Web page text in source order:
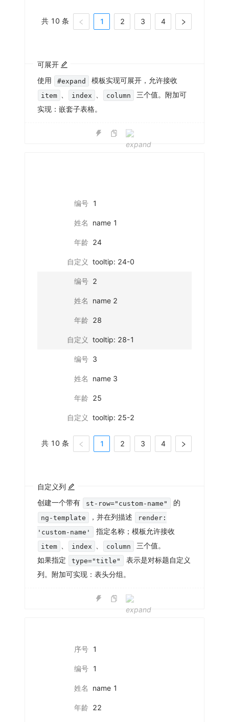
共 10 条 1 2 3 4
可展开
使用
#expand 模板实现可展开，允许接收
item index column
三个值。附加可
实现：嵌套子表格。
编号 1
姓名 name 1
年龄 24
自定义 tooltip: 24-0
编号 2
姓名 name 2
年龄 28
自定义 tooltip: 28-1
编号 3
姓名 name 3
年龄 25
自定义 tooltip: 25-2
共 10 条 1 2 3 4
自定义列
创建一个带有
st-row="custom-name" 的
ng-template ，并在列描述
render:
'custom-name'
指定名称；模板允许接收
item index column
三个值。
如果指定
type="title"
表示是对标题自定义
列。附加可实现：表头分组。
序号 1
编号 1
姓名 name 1
年龄 22